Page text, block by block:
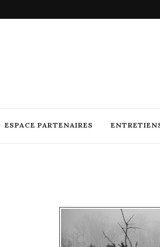
ESPACE PARTENAIRES